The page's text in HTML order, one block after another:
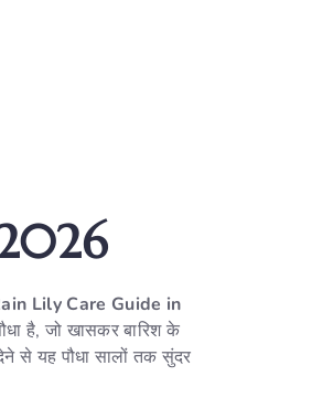
Lily Care Guide in
है, जो खासकर बारिश के
से यह पौधा सालों तक सुंदर